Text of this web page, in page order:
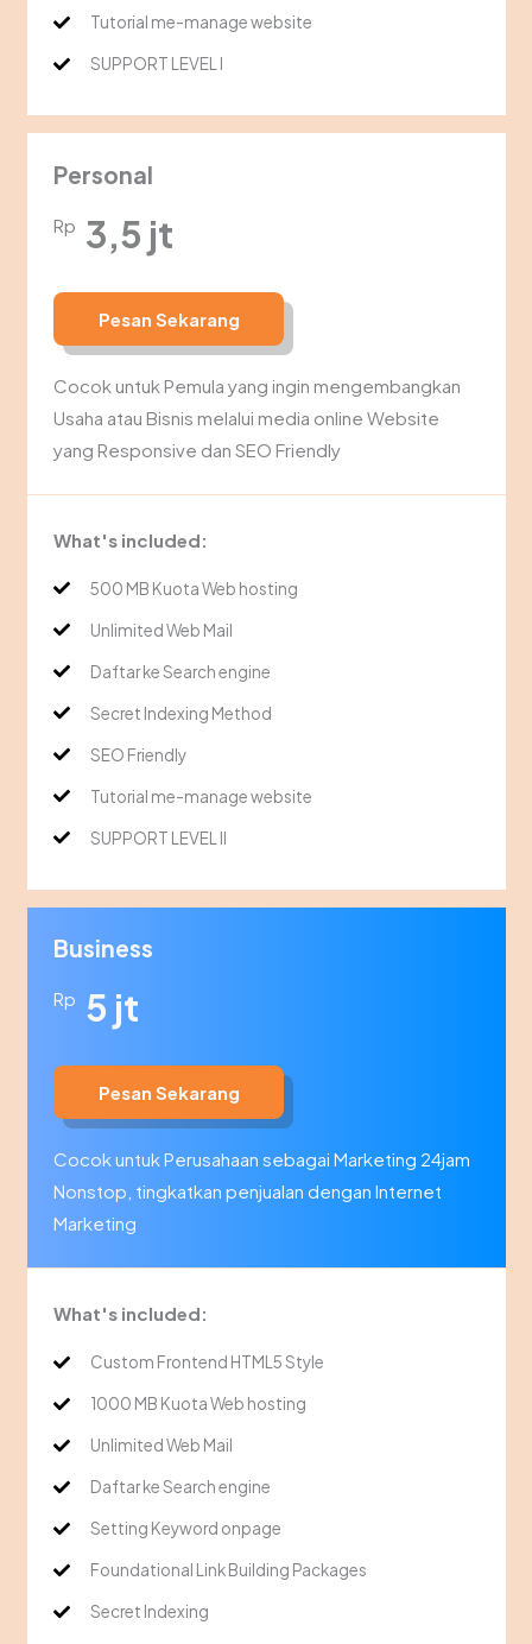
Tutorial me-manage website
SUPPORT LEVEL I
Personal
Rp 3,5 jt
Pesan Sekarang
Cocok untuk Pemula yang ingin mengembangkan
Usaha atau Bisnis melalui media online Website
yang Responsive dan SEO Friendly
What's included:
500 MB Kuota Web hosting
Unlimited Web Mail
Daftar ke Search engine
Secret Indexing Method
SEO Friendly
Tutorial me-manage website
SUPPORT LEVEL II
Business
Rp 5 jt
Pesan Sekarang
Cocok untuk Perusahaan sebagai Marketing 24jam
Nonstop, tingkatkan penjualan dengan Internet
Marketing
What's included:
Custom Frontend HTML5 Style
1000 MB Kuota Web hosting
Unlimited Web Mail
Daftar ke Search engine
Setting Keyword onpage
Foundational Link Building Packages
Secret Indexing